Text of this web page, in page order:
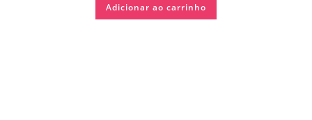
Adicionar ao carrinho